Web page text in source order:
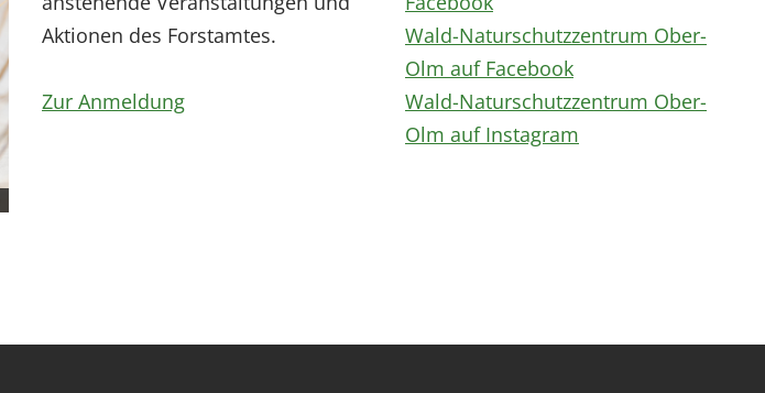
Aktionen des Forstamtes.
Zur Anmeldung
Wald-Naturschutzzentrum Ober-
Olm auf Facebook
Wald-Naturschutzzentrum Ober-
Olm auf Instagram